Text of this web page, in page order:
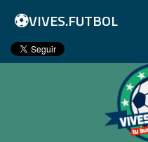
⚽VIVES.FUTBOL
Inicio